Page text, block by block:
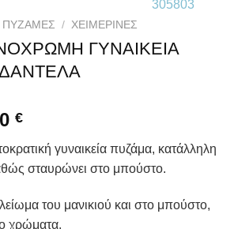
ΠΥΖΆΜΕΣ / ΧΕΙΜΕΡΙΝΈΣ
ΓΥΝΑΙΚΕΙΑ
€
γυναικεία πυζάμα, κατάλληλη
σταυρώνει στο μπούστο.
του μανικιού και στο μπούστο,
χρώματα.